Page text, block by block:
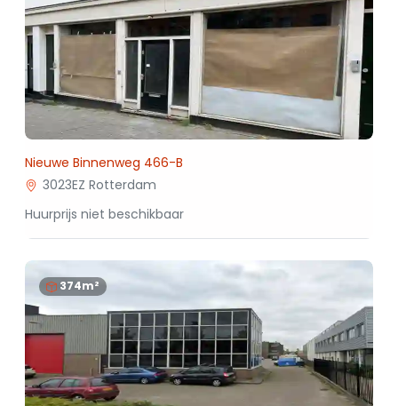
Nieuwe Binnenweg 466-B
3023EZ Rotterdam
Huurprijs niet beschikbaar
374m²